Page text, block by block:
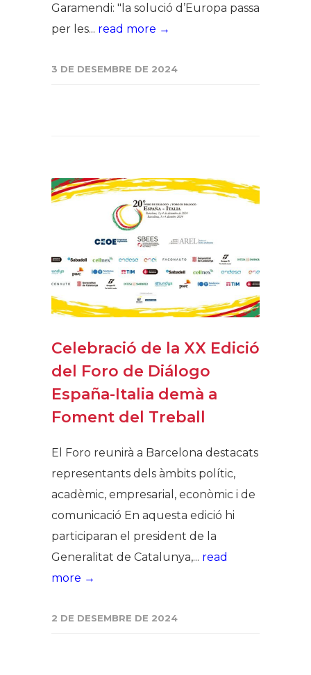
Garamendi: "la solució d’Europa passa
per les... read more →
3 DE DESEMBRE DE 2024
Celebració de la XX Edició
del Foro de Diálogo
España-Italia demà a
Foment del Treball
El Foro reunirà a Barcelona destacats
representants dels àmbits polític,
acadèmic, empresarial, econòmic i de
comunicació En aquesta edició hi
participaran el president de la
Generalitat de Catalunya,... read
more →
2 DE DESEMBRE DE 2024